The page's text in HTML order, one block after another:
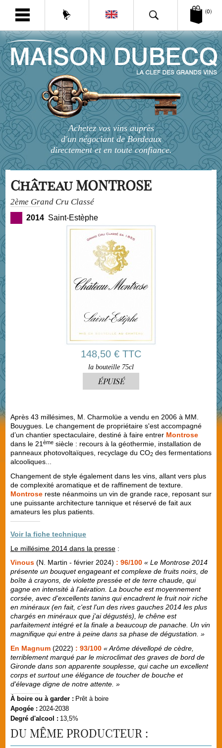
(0)
Achetez vos vins auprès
d'un négociant de Bordeaux
directement et en toute confiance.
Château MONTROSE
2ème Grand Cru Classé
2014 Saint-Estèphe
148,50 € TTC
la bouteille 75cl
ÉPUISÉ
Après 43 millésimes, M. Charmolüe a vendu en 2006 à MM.
Bouygues. Le changement de propriétaire s'est accompagné
d’un chantier spectaculaire, destiné à faire entrer Montrose
dans le 21 èmesiècle : recours à la géothermie, installation de
panneaux photovoltaïques, recyclage du CO2des fermentations
alcooliques...
Changement de style également dans les vins, allant vers plus
de complexité aromatique et de raffinement de texture.
Montrosereste néanmoins un vin de grande race, reposant sur
une puissante architecture tannique et réservé de fait aux
amateurs les plus patients.
Voir la fiche technique
Le millésime 2014 dans la presse:
Vinous(N. Martin - février 2024) : 96/100« Le Montrose 2014
présente un bouquet engageant et complexe de fruits noirs, de
boîte à crayons, de violette pressée et de terre chaude, qui
gagne en intensité à l'aération. La bouche est moyennement
corsée, avec d'excellents tanins qui encadrent le fruit noir riche
en minéraux (en fait, c'est l'un des rives gauches 2014 les plus
chargés en minéraux que j'ai dégustés), le chêne est
parfaitement intégré et la finale a beaucoup de panache. Un vin
magnifique qui entre à peine dans sa phase de dégustation. »
En Magnum(2022) : 93/100« Arôme dévellopé de cèdre,
terriblement marqué par le microclimat des graves de bord de
Gironde dans son apparente souplesse, qui cache un excellent
corps et surtout une élégance de toucher de bouche et
d'élevage digne de notre attente. »
À boire ou à garder : Prêt à boire
Apogée : 2024-2038
Degré d'alcool : 13,5%
DU MÊME PRODUCTEUR :